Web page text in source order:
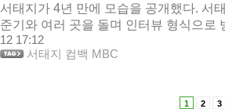
서태지가 4년 만에 모습을 공개했다. 서
준기와 여러 곳을 돌며 인터뷰 형식으로
12 17:12
서태지 컴백 MBC
1 2 3